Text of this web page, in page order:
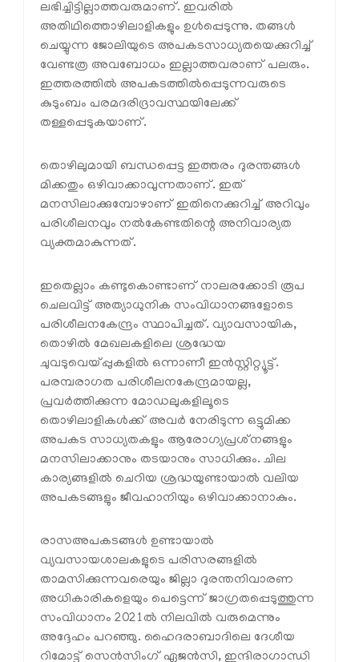
ലഭിച്ചിട്ടില്ലാത്തവരുമാണ്. ഇവരില്‍
അതിഥിത്തൊഴിലാളികളും ഉള്‍പ്പെടുന്നു. തങ്ങള്‍
ചെയ്യുന്ന ജോലിയുടെ അപകടസാധ്യതയെക്കുറിച്ച്
വേണ്ടത്ര അവബോധം ഇല്ലാത്തവരാണ് പലരും.
ഇത്തരത്തില്‍ അപകടത്തില്‍പ്പെടുന്നവരുടെ
കുടുംബം പരമദരിദ്രാവസ്ഥയിലേക്ക്
തള്ളപ്പെടുകയാണ്.
തൊഴിലുമായി ബന്ധപ്പെട്ട ഇത്തരം ദുരന്തങ്ങള്‍
മിക്കതും ഒഴിവാക്കാവുന്നതാണ്. ഇത്
മനസിലാക്കുമ്പോഴാണ് ഇതിനെക്കുറിച്ച് അറിവും
പരിശീലനവും നല്‍കേണ്ടതിന്റെ അനിവാര്യത
വ്യക്തമാകുന്നത്.
ഇതെല്ലാം കണ്ടുകൊണ്ടാണ് നാലരക്കോടി രൂപ
ചെലവിട്ട് അത്യാധുനിക സംവിധാനങ്ങളോടെ
പരിശീലനകേന്ദ്രം സ്ഥാപിച്ചത്. വ്യാവസായിക,
തൊഴില്‍ മേഖലകളിലെ ശ്രദ്ധേയ
ചുവടുവെയ്പ്പുകളില്‍ ഒന്നാണീ ഇന്‍സ്റ്റിറ്റ്യൂട്ട്.
പരമ്പരാഗത പരിശീലനകേന്ദ്രമായല്ല,
പ്രവര്‍ത്തിക്കുന്ന മോഡലുകളിലൂടെ
തൊഴിലാളികള്‍ക്ക് അവര്‍ നേരിടുന്ന ഒട്ടുമിക്ക
അപകട സാധ്യതകളും ആരോഗ്യപ്രശ്‌നങ്ങളും
മനസിലാക്കാനും തടയാനും സാധിക്കും. ചില
കാര്യങ്ങളില്‍ ചെറിയ ശ്രദ്ധയുണ്ടായാല്‍ വലിയ
അപകടങ്ങളും ജീവഹാനിയും ഒഴിവാക്കാനാകും.
രാസഅപകടങ്ങള്‍ ഉണ്ടായാല്‍
വ്യവസായശാലകളുടെ പരിസരങ്ങളില്‍
താമസിക്കുന്നവരെയും ജില്ലാ ദുരന്തനിവാരണ
അധികാരികളെയും പെട്ടെന്ന് ജാഗ്രതപ്പെടുത്തുന്ന
സംവിധാനം 2021ല്‍ നിലവില്‍ വരുമെന്നും
അദ്ദേഹം പറഞ്ഞു. ഹൈദരാബാദിലെ ദേശീയ
റിമോട്ട് സെന്‍സിംഗ് ഏജന്‍സി, ഇന്ദിരാഗാന്ധി